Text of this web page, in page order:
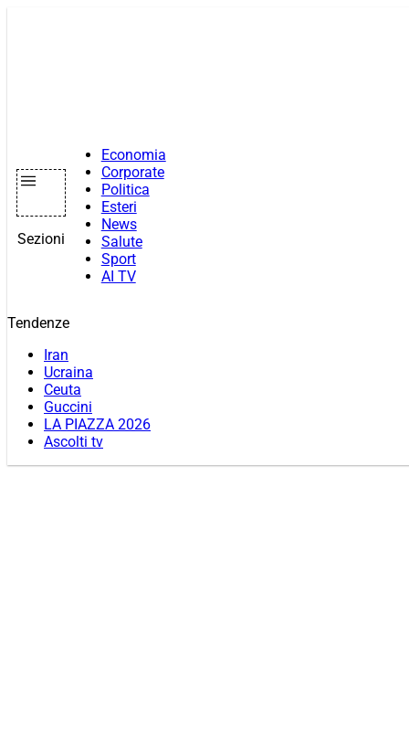
Sezioni
Economia
Corporate
Politica
Esteri
News
Salute
Sport
AI TV
Tendenze
Iran
Ucraina
Ceuta
Guccini
LA PIAZZA 2026
Ascolti tv